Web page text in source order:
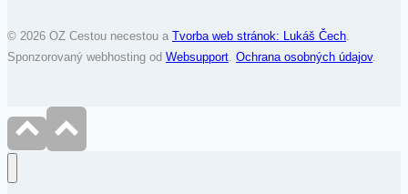
© 2026 OZ Cestou necestou a Tvorba web stránok: Lukáš Čech.
Sponzorovaný webhosting od Websupport. Ochrana osobných údajov.